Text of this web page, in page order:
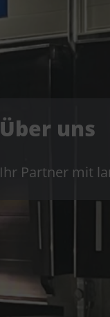
Über uns
Ihr Partner mit